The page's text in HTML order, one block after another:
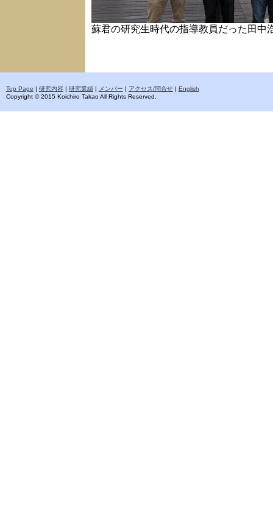
蘇君の研究生時代の指導教員だった田中
Top Page | 研究内容| 研究業績| メンバー | アクセス/問合せ| English
Copyright © 2015 Koichiro Takao All Rights Reserved.